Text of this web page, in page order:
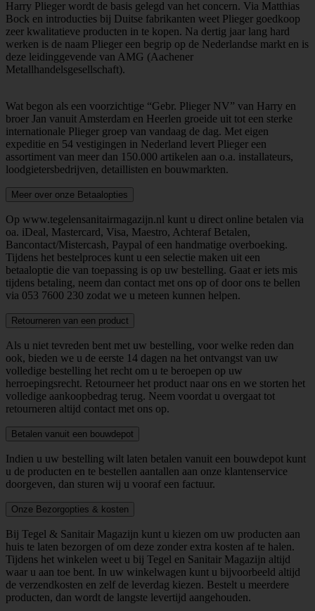
Harry Plieger wordt de basis gelegd van het concern. Via Matthias
Bock en introducties bij Duitse fabrikanten weet Plieger goedkoop
zeer kwalitatieve producten in te kopen. Na dertig jaar lang hard
werken is de naam Plieger een begrip op de Nederlandse markt en is
deze leidinggevende van AMG (Aachener
Metallhandelsgesellschaft).
Wat begon als een voorzichtige “Gebr. Plieger NV” van Harry en
broer Jan vanuit Amsterdam en Heerlen groeide uit tot een sterke
internationale Plieger groep van vandaag de dag. Met eigen
expeditie en 54 vestigingen in Nederland levert Plieger een
assortiment van meer dan 150.000 artikelen aan o.a. installateurs,
loodgietersbedrijven, detaillisten en bouwmarkten.
Meer over onze Betaalopties
Op www.tegelensanitairmagazijn.nl kunt u direct online betalen via
oa. iDeal, Mastercard, Visa, Maestro, Achteraf Betalen,
Bancontact/Mistercash, Paypal of een handmatige overboeking.
Tijdens het bestelproces kunt u een selectie maken uit een
betaaloptie die van toepassing is op uw bestelling. Gaat er iets mis
tijdens betaling, neem dan contact met ons op of door ons te bellen
via 053 7600 230 zodat we u meteen kunnen helpen.
Retourneren van een product
Als u niet tevreden bent met uw bestelling, voor welke reden dan
ook, bieden we u de eerste 14 dagen na het ontvangst van uw
volledige bestelling het recht om u te beroepen op uw
herroepingsrecht. Retourneer het product naar ons en we storten het
volledige aankoopbedrag terug. Neem voordat u overgaat tot
retourneren altijd contact met ons op.
Betalen vanuit een bouwdepot
Indien u uw bestelling wilt laten betalen vanuit een bouwdepot kunt
u de producten en te bestellen aantallen aan onze klantenservice
doorgeven, dan sturen wij u vooraf een factuur.
Onze Bezorgopties & kosten
Bij Tegel & Sanitair Magazijn kunt u kiezen om uw producten aan
huis te laten bezorgen of om deze zonder extra kosten af te halen.
Tijdens het winkelen weet u bij Tegel en Sanitair Magazijn altijd
waar u aan toe bent. In uw winkelwagen kunt u bijvoorbeeld altijd
de verzendkosten en zelf de leverdag kiezen. Bestelt u meerdere
producten, dan wordt de langste levertijd aangehouden.